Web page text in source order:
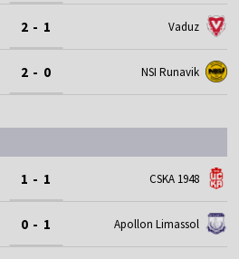
2 - 1 Vaduz
2 - 0 NSI Runavik
1 - 1 CSKA 1948
0 - 1 Apollon Limassol